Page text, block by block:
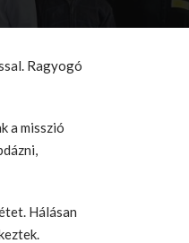
Ragyogó
a misszió
Hálásan